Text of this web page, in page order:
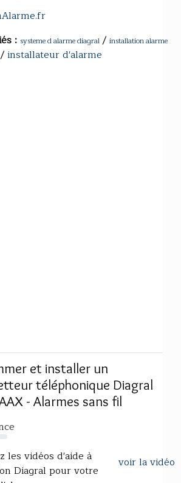
: systeme d alarme diagral / installation alarme
/installateur d'alarme
et installer un
téléphonique Diagral
- Alarmes sans fil
voir la vidéo
les vidéos d'aide à
Diagral pour votre